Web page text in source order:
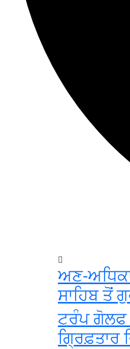
ਅਣ-
ਸਾਹਿਬ ਤੋਂ
ਟਰੰਪ ਗੋਲਫ
ਗ੍ਰਿਫ਼ਤਾਰ